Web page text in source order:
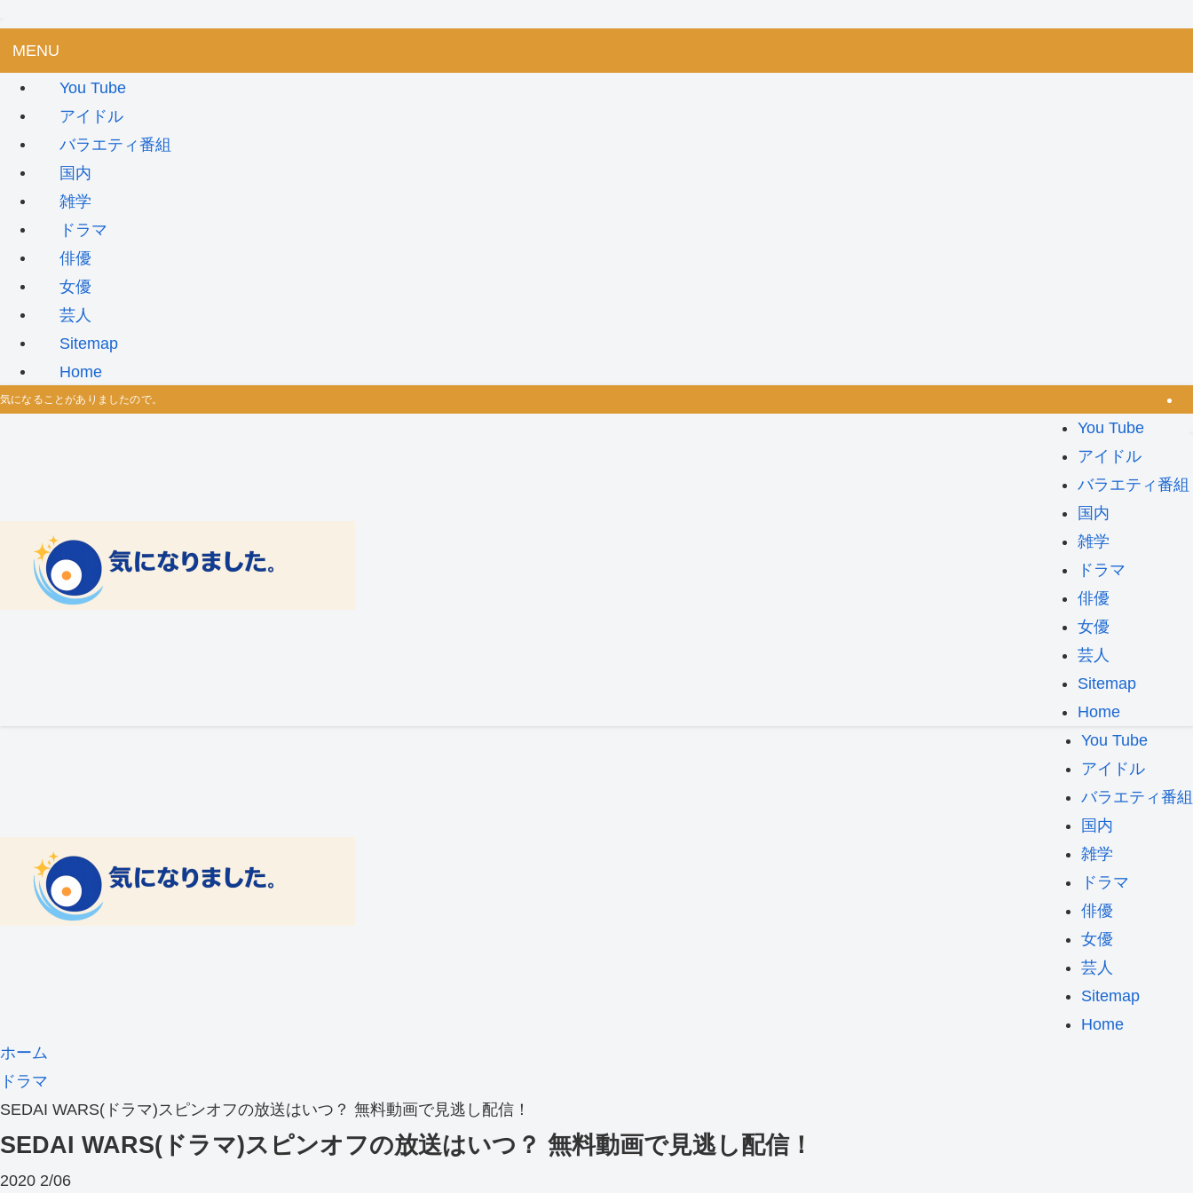
MENU
You Tube
アイドル
バラエティ番組
国内
雑学
ドラマ
俳優
女優
芸人
Sitemap
Home
気になることがありましたので。
You Tube
アイドル
バラエティ番組
国内
雑学
ドラマ
俳優
女優
芸人
Sitemap
Home
You Tube
アイドル
バラエティ番組
国内
雑学
ドラマ
俳優
女優
芸人
Sitemap
Home
ホーム
ドラマ
SEDAI WARS(ドラマ)スピンオフの放送はいつ？ 無料動画で見逃し配信！
SEDAI WARS(ドラマ)スピンオフの放送はいつ？ 無料動画で見逃し配信！
2020 2/06